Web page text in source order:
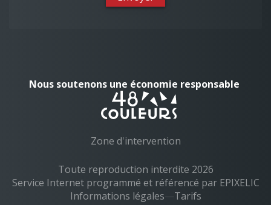
Nous soutenons une économie responsable
Zone d'intervention
Toute reproduction interdite 2026
—
Service Internet programmé et référencé par EPIXELIC
—
Informations légales—Tarifs